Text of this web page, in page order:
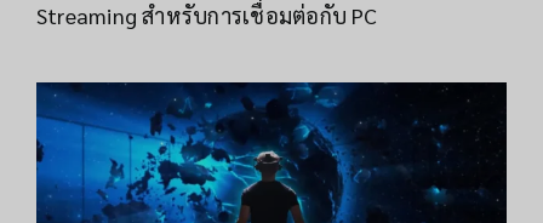
Streaming สำหรับการเชื่อมต่อกับ PC